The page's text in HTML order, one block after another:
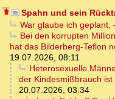
Spahn und sein
War glaube ich geplant, -
Bei den korrupten
hat das Bilderberg-Teflon
19.07.2026, 08:11
Heterosexuelle
der Kindesmißbrauch
20.07.2026, 03:34